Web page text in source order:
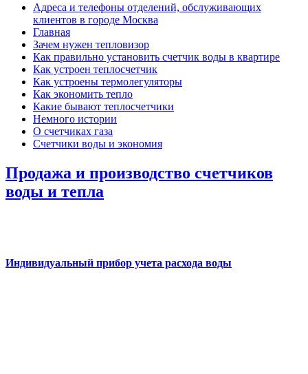
Адреса и телефоны отделений, обслуживающих
клиентов в городе Москва
Главная
Зачем нужен тепловизор
Как правильно установить счетчик воды в квартире
Как устроен теплосчетчик
Как устроены термолегуляторы
Как экономить тепло
Какие бывают теплосчетчики
Немного истории
О счетчиках газа
Счетчики воды и экономия
Продажа и производство счетчиков
воды и тепла
Индивидуальный прибор учета расхода воды